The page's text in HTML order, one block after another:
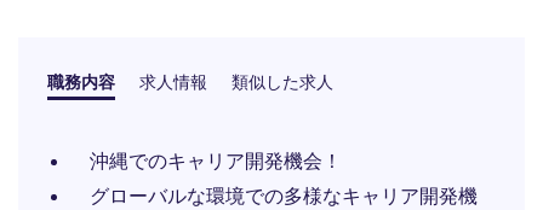
職務内容 求人情報 類似した求人
沖縄でのキャリア開発機会！
グローバルな環境での多様なキャリア開発機